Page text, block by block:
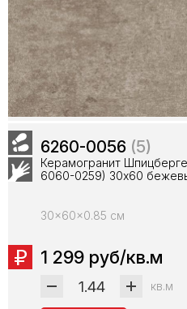
6260-0056 (5)
Керамогранит
6060-0259) 30х60
30x60x0.85 см
1 299 руб/кв.м
кв.м